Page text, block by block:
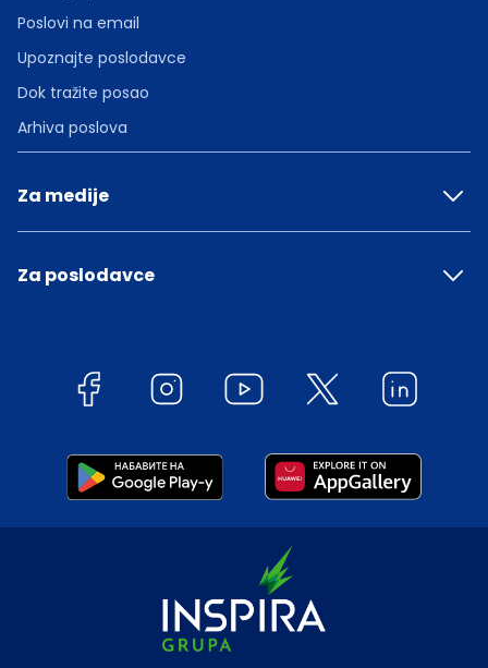
Poslovi na email
Upoznajte poslodavce
Dok tražite posao
Arhiva poslova
Za medije
Za poslodavce